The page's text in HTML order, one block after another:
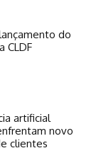
do
CLDF
artificial
novo
clientes